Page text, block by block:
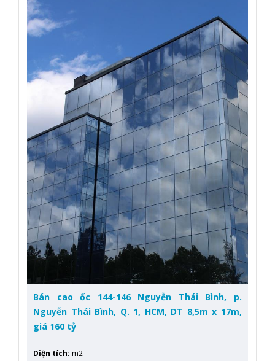
Bán cao ốc 144-146 Nguyễn Thái Bình, p.
Nguyễn Thái Bình, Q. 1, HCM, DT 8,5m x 17m,
giá 160 tỷ
Diện tích: m2